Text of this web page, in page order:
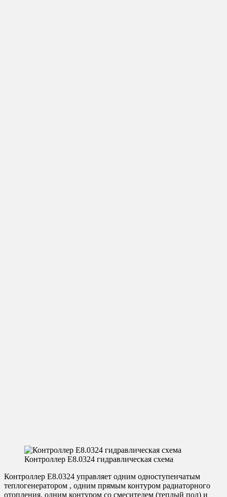
Контроллер E8.0324 гидравлическая схема
Контроллер Е8.0324 управляет одним одноступенчатым
теплогенератором , одним прямым контуром радиаторного
отопления, одним контуром со смесителем (теплый пол) и